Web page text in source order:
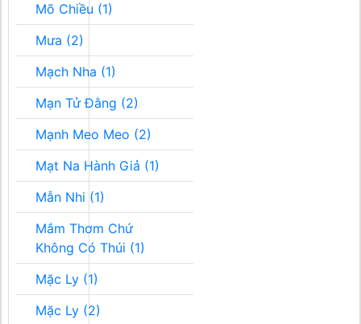
Mõ Chiều (1)
Mưa (2)
Mạch Nha (1)
Mạn Tử Đằng (2)
Mạnh Meo Meo (2)
Mạt Na Hành Giả (1)
Mẫn Nhi (1)
Mắm Thơm Chứ
Không Có Thúi (1)
Mặc Ly (1)
Mặc Ly (2)